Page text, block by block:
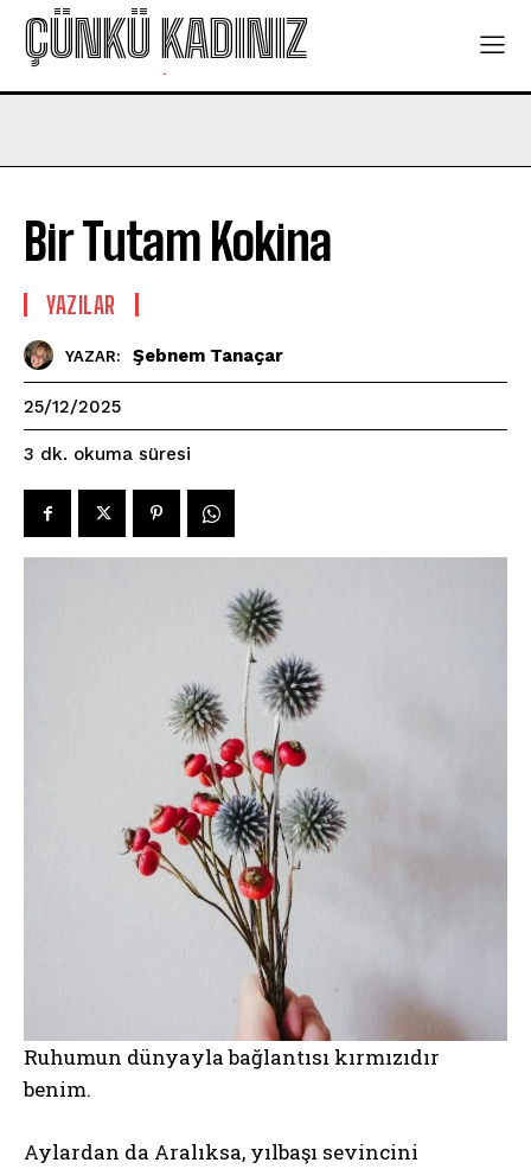
ÇÜNKÜ KADINIZ
-
Bir Tutam Kokina
YAZILAR
YAZAR: Şebnem Tanaçar
25/12/2025
3 dk. okuma süresi
Ruhumun dünyayla bağlantısı kırmızıdır
benim.
Aylardan da Aralıksa, yılbaşı sevincini